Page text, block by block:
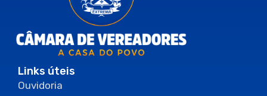
Links úteis
Ouvidoria